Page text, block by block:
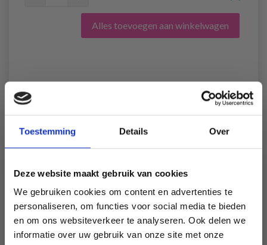
Toestemming Details Over
Deze website maakt gebruik van cookies
We gebruiken cookies om content en advertenties te
personaliseren, om functies voor social media te bieden
en om ons websiteverkeer te analyseren. Ook delen we
informatie over uw gebruik van onze site met onze
Alles toevoegen aan winkelwagen
50-8 Creamy Comfort Sweater
by DROPS Design
DROPS Children 50-8
DROPS Design: Patroon z-055-bn
-------------------------------------------------------
MATEN:
Hoogte van het kind in cm: